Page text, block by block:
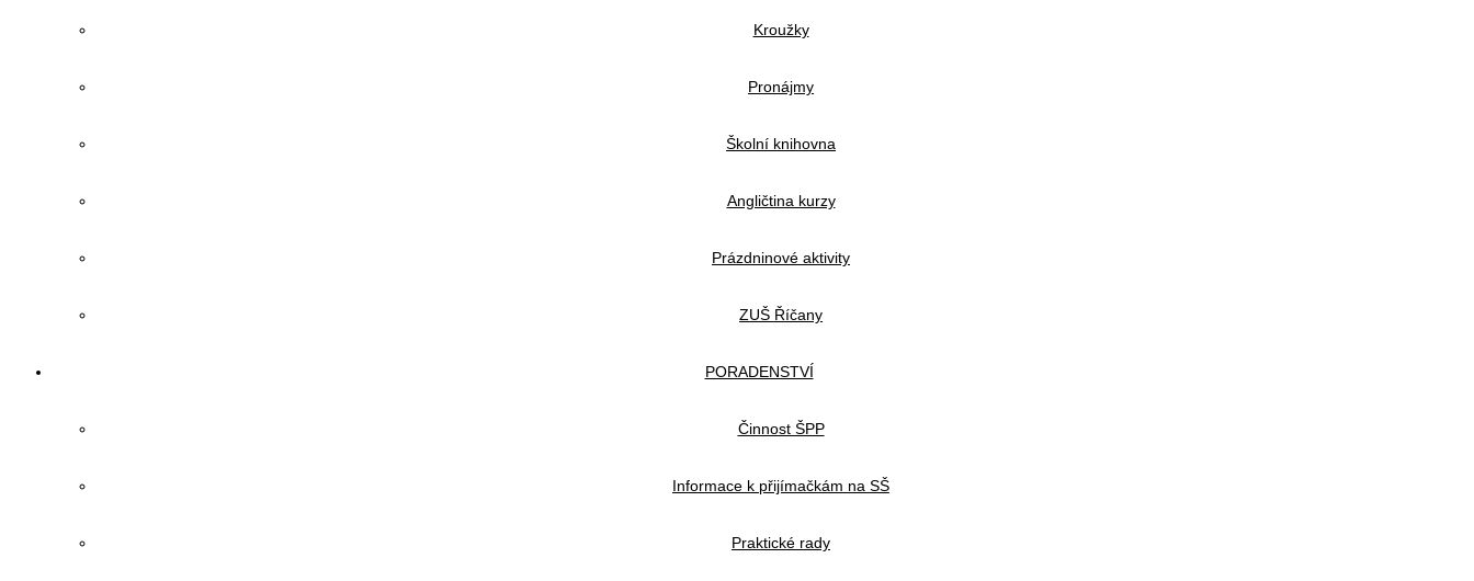
Kroužky
Pronájmy
Školní knihovna
Angličtina kurzy
Prázdninové aktivity
ZUŠ Říčany
PORADENSTVÍ
Činnost ŠPP
Informace k přijímačkám na SŠ
Praktické rady